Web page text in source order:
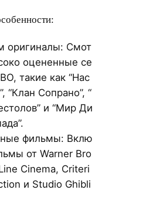
оригиналы: Смот
оцененные се
такие как “Нас
“Клан Сопрано”, “
и “Мир Ди
фильмы: Вклю
от Warner Bro
Cinema, Criteri
и Studio Ghibli